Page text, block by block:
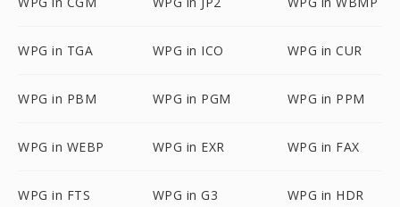
WPG in TGA WPG in ICO WPG in CUR
WPG in PBM WPG in PGM WPG in PPM
WPG in WEBP WPG in EXR WPG in FAX
WPG in FTS WPG in G3 WPG in HDR